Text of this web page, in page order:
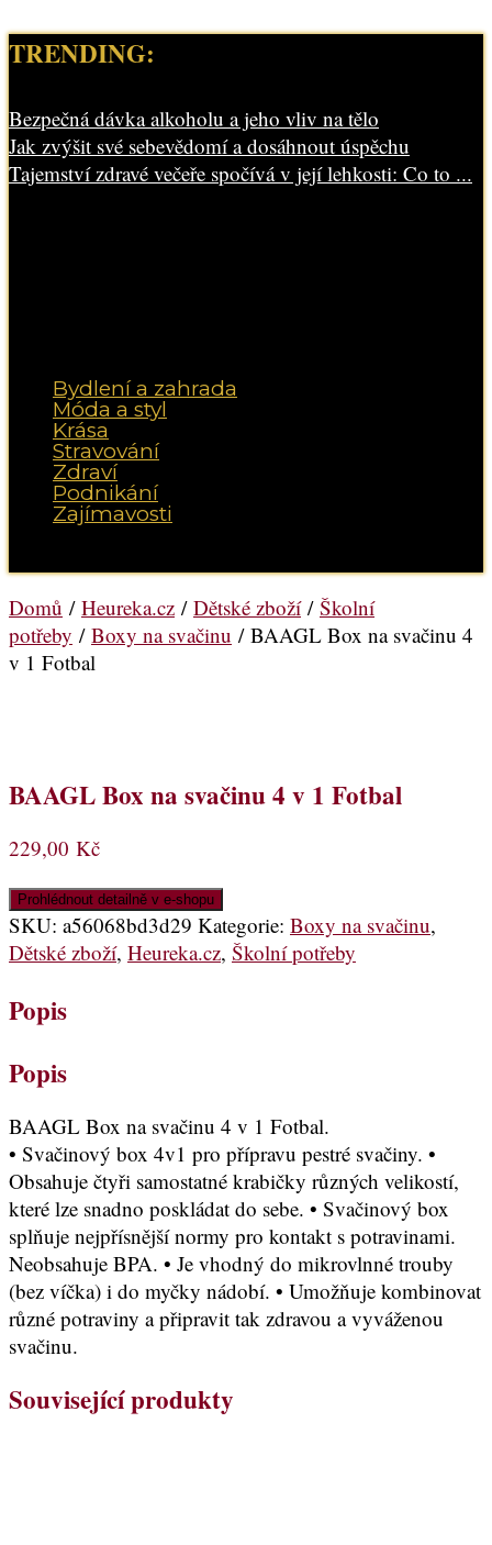
TRENDING:
Bezpečná dávka alkoholu a jeho vliv na tělo
Jak zvýšit své sebevědomí a dosáhnout úspěchu
Tajemství zdravé večeře spočívá v její lehkosti: Co to ...
Bydlení a zahrada
Móda a styl
Krása
Stravování
Zdraví
Podnikání
Zajímavosti
Domů / Heureka.cz / Dětské zboží/ Školní
potřeby / Boxy na svačinu / BAAGL Box na svačinu 4
v 1 Fotbal
BAAGL Box na svačinu 4 v 1 Fotbal
229,00 Kč
Prohlédnout detailně v e-shopu
SKU: a56068bd3d29 Kategorie: Boxy na svačinu,
Dětské zboží, Heureka.cz, Školní potřeby
Popis
Popis
BAAGL Box na svačinu 4 v 1 Fotbal.
• Svačinový box 4v1 pro přípravu pestré svačiny. •
Obsahuje čtyři samostatné krabičky různých velikostí,
které lze snadno poskládat do sebe. • Svačinový box
splňuje nejpřísnější normy pro kontakt s potravinami.
Neobsahuje BPA. • Je vhodný do mikrovlnné trouby
(bez víčka) i do myčky nádobí. • Umožňuje kombinovat
různé potraviny a připravit tak zdravou a vyváženou
svačinu.
Související produkty